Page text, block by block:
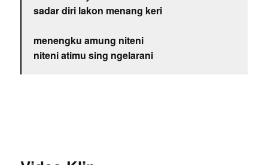
sadar diri lakon menang keri
menengku amung niteni
niteni atimu sing ngelarani